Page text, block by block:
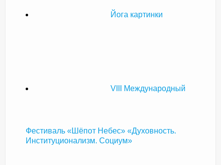
Йога картинки
VIII Международный
Фестиваль «Шёпот Небес» «Духовность.
Институционализм. Социум»